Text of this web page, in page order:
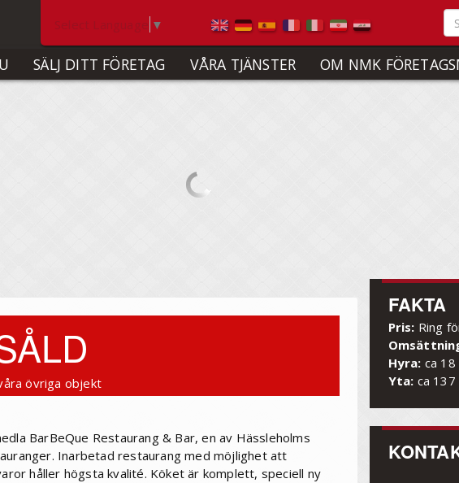
Select Language ▼
SÄLJ DITT FÖRETAG VÅRA TJÄNSTER OM NMK
övriga objekt
BarBeQue Restaurang & Bar, en av Hässleholms
Inarbetad restaurang med möjlighet att
håller högsta kvalité. Köket är komplett, speciell ny
FAKTA
Pris: Ring
Hyra: ca
Yta: ca 137